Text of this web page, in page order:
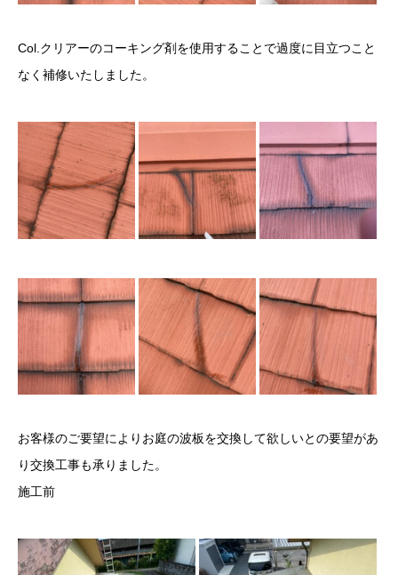
Col.クリアーのコーキング剤を使用することで過度に目立つこと
なく補修いたしました。
お客様のご要望によりお庭の波板を交換して欲しいとの要望があ
り交換工事も承りました。
施工前